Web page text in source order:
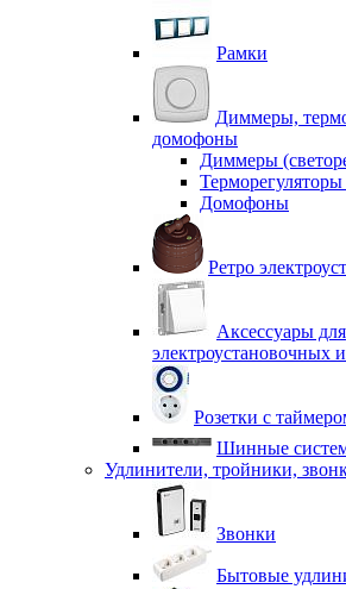
Рамки
Диммеры,
домофоны
Диммеры
Домофоны
Ретро
Аксессуары для
электроустановочных
Розетки с
Шинные
Удлинители, тройники,
Звонки
Бытовые